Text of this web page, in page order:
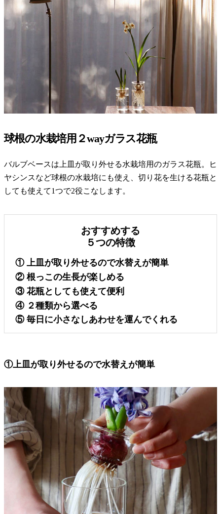
球根の水栽培用２wayガラス花瓶
バルブベースは上皿が取り外せる水栽培用のガラス花瓶。ヒ
ヤシンスなど球根の水栽培にも使え、切り花を生ける花瓶と
しても使えて1つで2役こなします。
おすすめする
５つの特徴
① 上皿が取り外せるので水替えが簡単
② 根っこの生長が楽しめる
③ 花瓶としても使えて便利
④ ２種類から選べる
⑤ 毎日に小さなしあわせを運んでくれる
①上皿が取り外せるので水替えが簡単